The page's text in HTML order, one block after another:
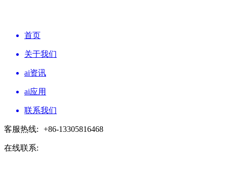
首页
关于我们
ai资讯
ai应用
联系我们
客服热线: +86-13305816468
在线联系: